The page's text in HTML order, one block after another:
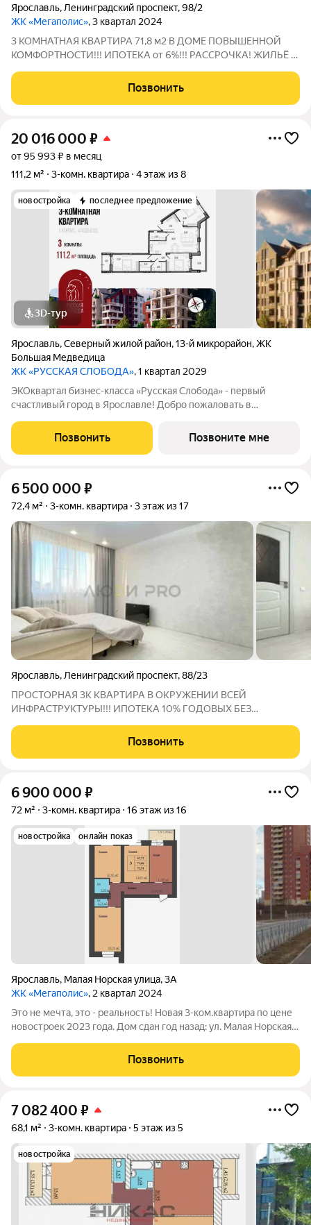
Ярославль, Ленинградский проспект,98/2
ЖК «Мегаполис», 3 квартал 2024
3 КОМНАТНАЯ КВАРТИРА 71,8 м2 В ДОМЕ ПОВЫШЕННОЙ
КОМФОРТНОСТИ!!! ИПОТЕКА от 6%!!! РАССРОЧКА! ЖИЛЬЁ В
квартира - Крышная газовая котельная - Вокруг дома развитая
инфраструктура О САМОМ ДОМЕ: - Дом из
Позвонить
20 016 000 ₽
от 95 993 ₽ в месяц
111,2 м²
3-комн. квартира 4 этаж из 8
новостройка последнее предложение
3D-тур
Ярославль,Северный жилой район,13-й микрорайон,ЖК
Большая Медведица
ЖК «РУССКАЯ СЛОБОДА», 1 квартал 2029
ЭКОквартал бизнес-класса «Русская Слобода» - первый
счастливый город в Ярославле! Добро пожаловать в
русской душой ЭКОквартал «Русская Слобода», формирующий
среду нового качества жизни в
Позвонить Позвоните мне
6 500 000 ₽
72,4 м² 3-комн. квартира 3 этаж из 17
Ярославль, Ленинградский проспект,88/23
ПРОСТОРНАЯ 3К КВАРТИРА В ОКРУЖЕНИИ ВСЕЙ
ИНФРАСТРУКТУРЫ!!! ИПОТЕКА 10% ГОДОВЫХ БЕЗ
ПРЕИМУЩЕСТВА: Московская планировка . 3 этаж,
распашонка, вид на две стороны дома . Вечная классика:
Позвонить
6 900 000 ₽
72 м² 3-комн. квартира 16 этаж из 16
новостройка онлайн показ
Ярославль, Малая Норская улица,3А
ЖК «Мегаполис», 2 квартал 2024
Это не мечта, это - реальность! Новая 3-ком.квартира по цене
новостроек 2023 года. Дом сдан год назад: ул. Малая Норская
полностью из кирпича, с автономной котельной на крыше.
Комнаты раздельные,
Позвонить
7 082 400 ₽
68,1 м² 3-комн. квартира 5 этаж из 5
новостройка